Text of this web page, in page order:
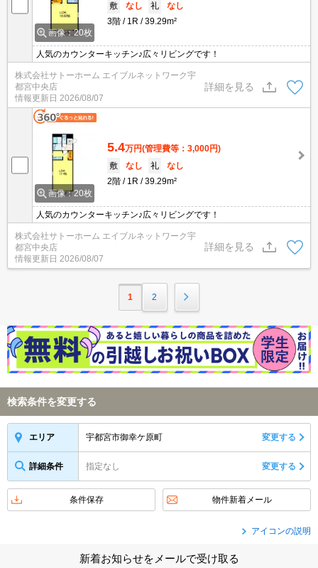
画像：20枚
敷
なし 礼
なし
3階
1R 39.29m²
人気のカウンターキッチン♪広々リビングです！
株式会社サトーホーム エイブルネットワーク宇
都宮中央店
情報更新日 2026/08/07
詳細を見る
画像：20枚
5.4万円(管理費等：3,000円)
敷
なし 礼
なし
2階
1R 39.29m²
人気のカウンターキッチン♪広々リビングです！
株式会社サトーホーム エイブルネットワーク宇
都宮中央店
情報更新日 2026/08/07
詳細を見る
1 2
検索条件を変更する
エリア 宇都宮市御幸ケ原町 変更する
詳細条件 指定なし 変更する
条件保存 物件新着メール
アイコンの説明
新着お知らせをメールで受け取る